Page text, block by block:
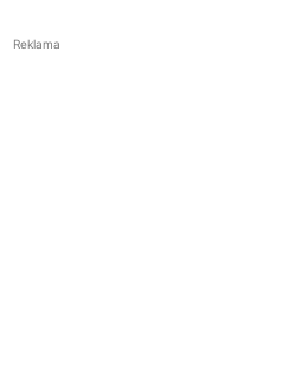
Reklama